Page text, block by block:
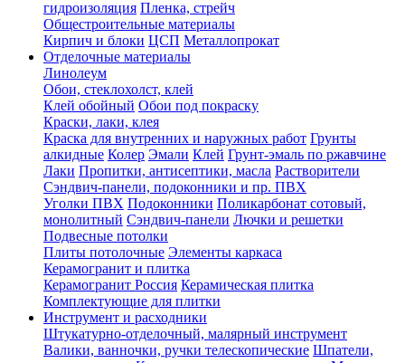
гидроизоляция Пленка, стрейч
Общестроительные материалы
Кирпич и блоки ЦСП Металлопрокат
Отделочные материалы
Линолеум
Обои, стеклохолст, клей
Клей обойный Обои под покраску
Краски, лаки, клея
Краска для внутренних и наружных работ Грунты
алкидные Колер Эмали Клей Грунт-эмаль по ржавчине
Лаки Пропитки, антисептики, масла Растворители
Сэндвич-панели, подоконники и пр. ПВХ
Уголки ПВХ Подоконники Поликарбонат сотовый,
монолитный Сэндвич-панели Лючки и решетки
Подвесные потолки
Плиты потолочные Элементы каркаса
Керамогранит и плитка
Керамогранит Россия Керамическая плитка
Комплектующие для плитки
Инструмент и расходники
Штукатурно-отделочный, малярный инструмент
Валики, ванночки, ручки телескопические Шпатели,